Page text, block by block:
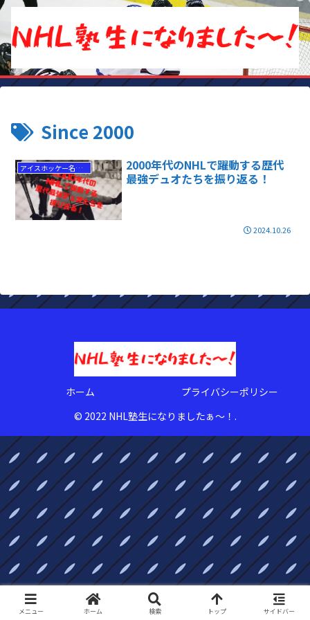
Since 2000
アイスホッケー名選手
2000年代のNHLで躍動する歴代
最強デュオたちを振り返る！
2024.10.26
ホーム
プライバシーポリシー
© 2022 NHL塾生になりましたぁ〜！.
メニュー ホーム 検索 トップ サイドバー